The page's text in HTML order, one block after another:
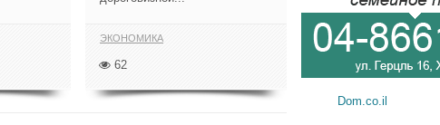
ЭКОНОМИКА
62
Dom.co.il